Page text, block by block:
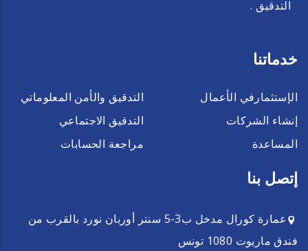
التدقيق .
خدماتنا
التدقيق والأمن المعلوماتي
التدقيق الاجتماعي
مراجعة الحسابات
الإستثمارفي الأعمال
إنشاء الشركات
المساعدة
إتصل بنا
عمارة كورال مدخل ب3-5 سنتر أوربان نورد بالقرب من
فندق ماريوت 1080 تونس